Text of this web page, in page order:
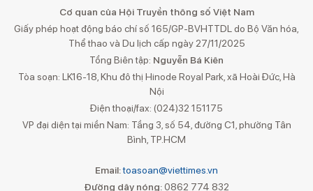
Cơ quan của Hội Truyền thông số Việt Nam
Giấy phép hoạt động báo chí số 165/GP-BVHTTDL do Bộ Văn hóa,
Thể thao và Du lịch cấp ngày 27/11/2025
Tổng Biên tập: Nguyễn Bá Kiên
Tòa soạn: LK16-18, Khu đô thị Hinode Royal Park, xã Hoài Đức, Hà
Nội
Điện thoại/fax: (024)32 151175
VP đại diện tại miền Nam: Tầng 3, số 54, đường C1, phường Tân
Bình, TP.HCM
Email:toasoan@viettimes.vn
Đường dây nóng: 0862 774 832